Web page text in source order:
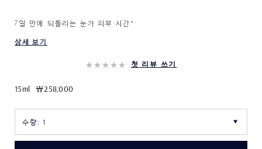
7일 만에 되돌리는 눈가 피부 시간​*
상세 보기
첫 리뷰 쓰기
15ml ₩258,000